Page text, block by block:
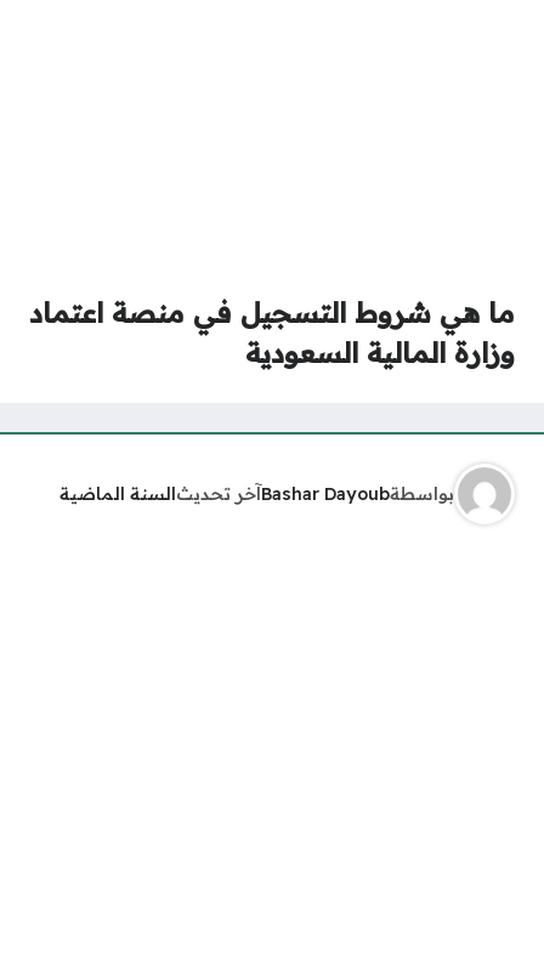
ما هي شروط التسجيل في منصة اعتماد
وزارة المالية السعودية
بواسطةBashar Dayoubآخر تحديثالسنة الماضية